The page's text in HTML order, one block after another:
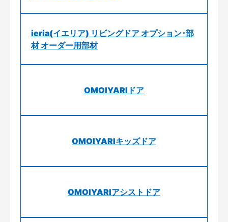
ieria(イエリア) リビングドア オプション･部
材 オーダー用部材
OMOIYARIドア
OMOIYARIキッズドア
OMOIYARIアシストドア